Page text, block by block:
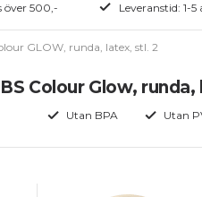
över 500,- Leveranstid: 1-
GLOW, runda, latex, stl. 2
Colour Glow,
Utan BPA Utan